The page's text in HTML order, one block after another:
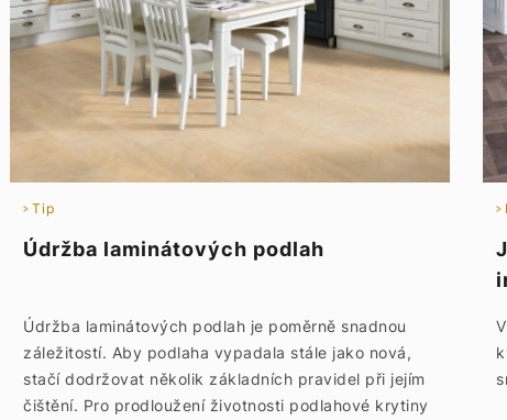
Tip
Údržba laminátových podlah
Údržba laminátových podlah je poměrně snadnou
záležitostí. Aby podlaha vypadala stále jako nová,
stačí dodržovat několik základních pravidel při jejím
čištění. Pro prodloužení životnosti podlahové krytiny